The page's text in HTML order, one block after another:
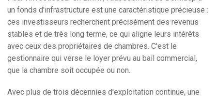
un fonds d'infrastructure est une caractéristique précieuse :
ces investisseurs recherchent précisément des revenus
stables et de très long terme, ce qui aligne leurs intérêts
avec ceux des propriétaires de chambres. C'est le
gestionnaire qui verse le loyer prévu au bail commercial,
que la chambre soit occupée ou non.
Avec plus de trois décennies d'exploitation continue, une